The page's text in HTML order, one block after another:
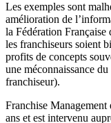
Les exemples sont
amélioration de
la Fédération
les franchiseurs soient
profits de concepts
une méconnaissance
franchiseur).
Franchise
ans et est intervenu